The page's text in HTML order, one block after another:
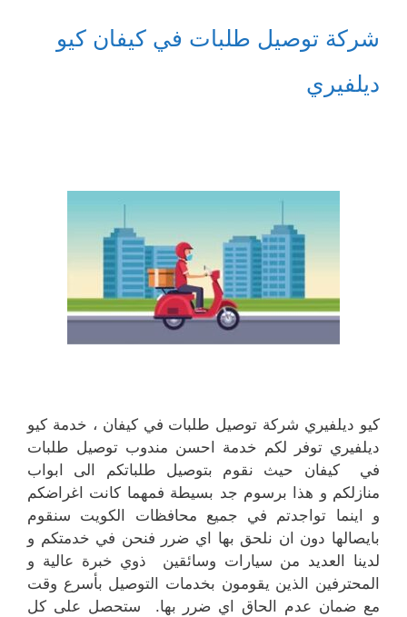
شركة توصيل طلبات في كيفان كيو
ديلفيري
كيو ديلفيري شركة توصيل طلبات في كيفان ، خدمة كيو
ديلفيري توفر لكم خدمة احسن مندوب توصيل طلبات
في كيفان حيث نقوم بتوصيل طلباتكم الى ابواب
منازلكم و هذا برسوم جد بسيطة فمهما كانت اغراضكم
و اينما تواجدتم في جميع محافظات الكويت سنقوم
بايصالها دون ان نلحق بها اي ضرر فنحن في خدمتكم و
لدينا العديد من سيارات وسائقين ذوي خبرة عالية و
المحترفين الذين يقومون بخدمات التوصيل بأسرع وقت
مع ضمان عدم الحاق اي ضرر بها. ستحصل على كل